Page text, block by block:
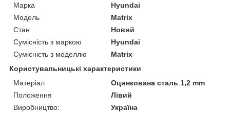
Марка
Hyundai
Модель
Matrix
Стан
Новий
Сумісність з маркою
Hyundai
Сумісність з моделлю
Matrix
Користувальницькі характеристики
Матеріал
Оцинкована сталь 1,2 mm
Положення
Лівий
Виробництво:
Україна